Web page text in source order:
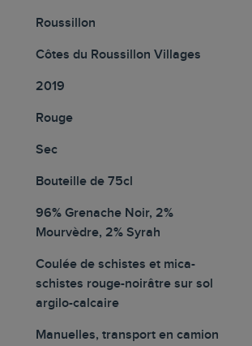
Roussillon
Côtes du Roussillon Villages
2019
Rouge
Sec
Bouteille de 75cl
96% Grenache Noir, 2%
Mourvèdre, 2% Syrah
Coulée de schistes et mica-
schistes rouge-noirâtre sur sol
argilo-calcaire
Manuelles, transport en camion